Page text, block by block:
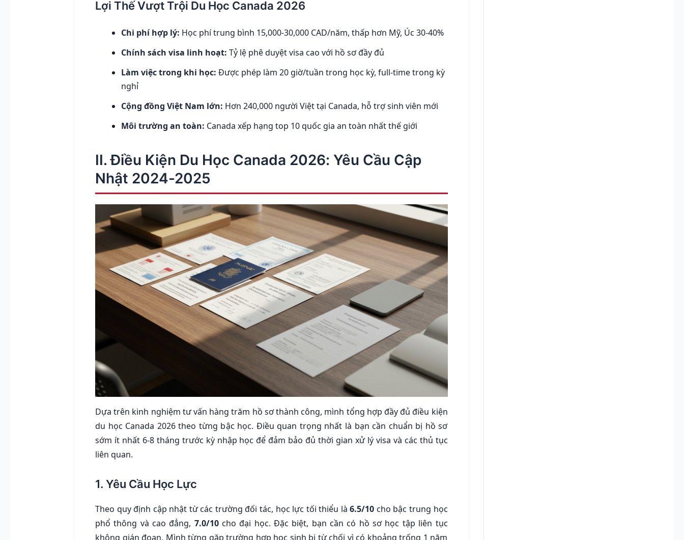
Lợi Thế Vượt Trội Du Học Canada 2026
Chi phí hợp lý: Học phí trung bình 15,000-30,000 CAD/năm, thấp hơn Mỹ, Úc 30-40%
Chính sách visa linh hoạt: Tỷ lệ phê duyệt visa cao với hồ sơ đầy đủ
Làm việc trong khi học: Được phép làm 20 giờ/tuần trong học kỳ, full-time trong kỳ
nghỉ
Cộng đồng Việt Nam lớn: Hơn 240,000 người Việt tại Canada, hỗ trợ sinh viên mới
Môi trường an toàn: Canada xếp hạng top 10 quốc gia an toàn nhất thế giới
II. Điều Kiện Du Học Canada 2026: Yêu Cầu Cập
Nhật 2024-2025
Dựa trên kinh nghiệm tư vấn hàng trăm hồ sơ thành công, mình tổng hợp đầy đủ điều kiện
du học Canada 2026 theo từng bậc học. Điều quan trọng nhất là bạn cần chuẩn bị hồ sơ
sớm ít nhất 6-8 tháng trước kỳ nhập học để đảm bảo đủ thời gian xử lý visa và các thủ tục
liên quan.
1. Yêu Cầu Học Lực
Theo quy định cập nhật từ các trường đối tác, học lực tối thiểu là6.5/10 cho bậc trung học
phổ thông và cao đẳng, 7.0/10cho đại học. Đặc biệt, bạn cần có hồ sơ học tập liên tục
không gián đoạn. Mình từng gặp trường hợp học sinh bị từ chối vì có khoảng trống 1 năm